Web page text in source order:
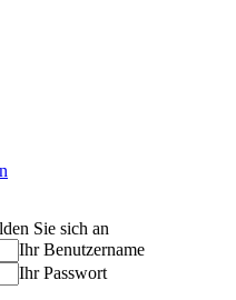
Sie sich an
Ihr Benutzername
Ihr Passwort